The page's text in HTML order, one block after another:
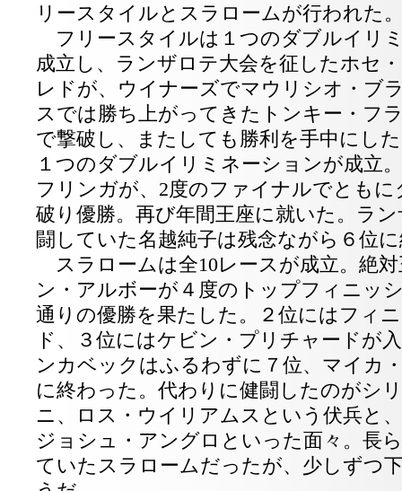
リースタイルとスラロームが行われた
フリースタイルは１つのダブルイリ
成立し、ランザロテ大会を征したホセ
レドが、ウイナーズでマウリシオ・ブ
スでは勝ち上がってきたトンキー・フ
で撃破し、またしても勝利を手中に
１つのダブルイリミネーションが成立
フリンガが、2度のファイナルでとも
破り優勝。再び年間王座に就いた。ラ
闘していた名越純子は残念ながら６位
スラロームは全10レースが成立。絶
ン・アルボーが４度のトップフィニッ
通りの優勝を果たした。２位にはフィ
ド、３位にはケビン・プリチャードが
ンカベックはふるわずに７位、マイカ
に終わった。代わりに健闘したのがシ
ニ、ロス・ウイリアムスという伏兵と
ジョシュ・アングロといった面々。長
ていたスラロームだったが、少しずつ